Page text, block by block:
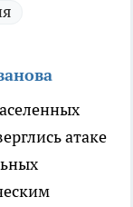
атаке